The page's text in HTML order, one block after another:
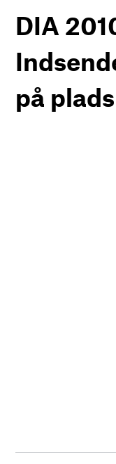
DIA
på